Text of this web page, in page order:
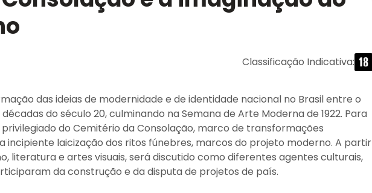
Classificação Indicativa:
das ideias de modernidade e de identidade nacional no Brasil entre o
do século 20, culminando na Semana de Arte Moderna de 1922. Para
do Cemitério da Consolação, marco de transformações
incipiente laicização dos ritos fúnebres, marcos do projeto moderno. A partir
literatura e artes visuais, será discutido como diferentes agentes culturais,
da construção e da disputa de projetos de país.